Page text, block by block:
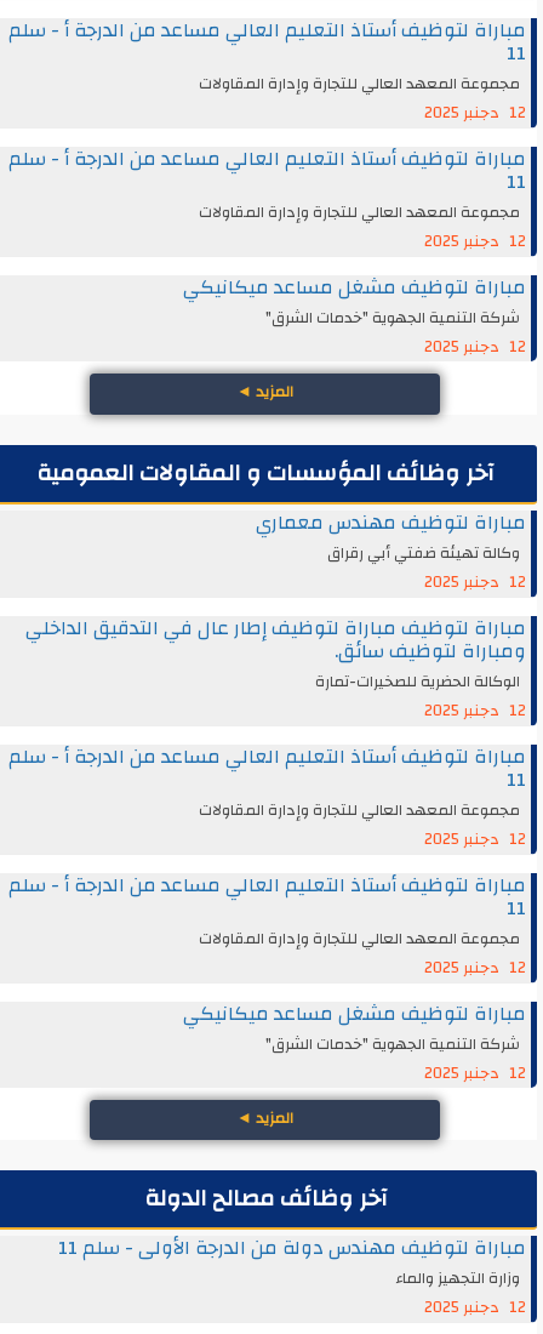
مباراة لتوظيف أستاذ التعليم العالي مساعد من الدرجة أ - سلم
11
مجموعة المعهد العالي للتجارة وإدارة المقاولات
12 دجنبر 2025
مباراة لتوظيف أستاذ التعليم العالي مساعد من الدرجة أ - سلم
11
مجموعة المعهد العالي للتجارة وإدارة المقاولات
12 دجنبر 2025
مباراة لتوظيف مشغل مساعد ميكانيكي
شركة التنمية الجهوية "خدمات الشرق"
12 دجنبر 2025
المزيد◄
آخر وظائف المؤسسات و المقاولات العمومية
مباراة لتوظيف مهندس معماري
وكالة تهيئة ضفتي أبي رقراق
12 دجنبر 2025
مباراة لتوظيف مباراة لتوظيف إطار عال في التدقيق الداخلي
ومباراة لتوظيف سائق.
الوكالة الحضرية للصخيرات-تمارة
12 دجنبر 2025
مباراة لتوظيف أستاذ التعليم العالي مساعد من الدرجة أ - سلم
11
مجموعة المعهد العالي للتجارة وإدارة المقاولات
12 دجنبر 2025
مباراة لتوظيف أستاذ التعليم العالي مساعد من الدرجة أ - سلم
11
مجموعة المعهد العالي للتجارة وإدارة المقاولات
12 دجنبر 2025
مباراة لتوظيف مشغل مساعد ميكانيكي
شركة التنمية الجهوية "خدمات الشرق"
12 دجنبر 2025
المزيد◄
آخر وظائف مصالح الدولة
مباراة لتوظيف مهندس دولة من الدرجة الأولى - سلم 11
وزارة التجهيز والماء
12 دجنبر 2025